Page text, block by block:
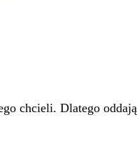
chcieli. Dlatego